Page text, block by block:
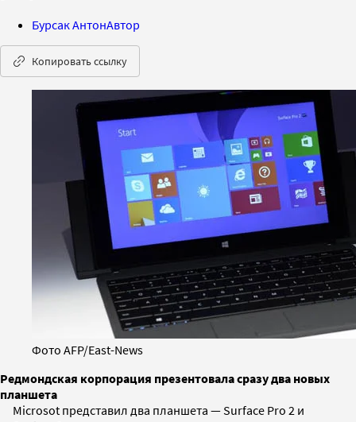
Бурсак АнтонАвтор
Копировать ссылку
Фото AFP/East-News
Редмондская корпорация презентовала сразу два новых
планшета
Microsot представил два планшета — Surface Pro 2 и